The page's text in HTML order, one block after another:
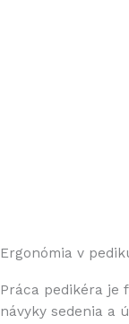
Ergonómia v
Práca pedikéra je
návyky sedenia a